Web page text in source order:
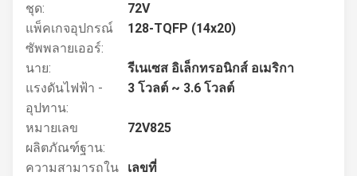
ชุด:
72V
แพ็คเกจอุปกรณ์
ซัพพลายเออร์:
128-TQFP (14x20)
นาย:
รีเนเซส อิเล็กทรอนิกส์ อเมริกา
แรงดันไฟฟ้า -
อุปทาน:
3 โวลต์ ~ 3.6 โวลต์
หมายเลข
ผลิตภัณฑ์ฐาน:
72V825
ความสามารถใน
เลขที่